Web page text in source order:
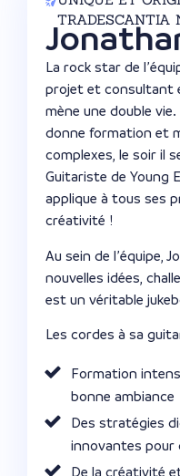
TRADESCANTIA
La rock star de
projet et consultant
mène une double vie.
donne formation et
complexes, le soir il
Guitariste de Young
applique à tous ses
créativité !
Au sein de l’équipe,
nouvelles idées,
est un véritable
Les cordes à sa
Formation
bonne ambiance
Des stratégies
innovantes pour
De la créativité